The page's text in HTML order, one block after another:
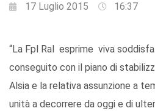
17 Luglio 2015 16:37
“La Fpl Ral esprime viva
conseguito con il piano di
Alsia e la relativa assunzione a
unità a decorrere da oggi e di